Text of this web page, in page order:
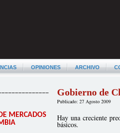
OPINIONES ARCHIVO
MERCADOS
Gobierno de
Publicado: 27 Agosto 2009
Hay una creciente
básicos.